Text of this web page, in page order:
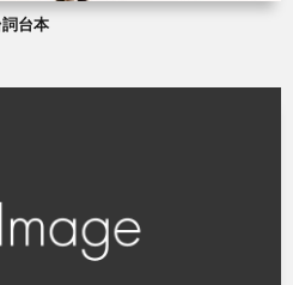
詞台本